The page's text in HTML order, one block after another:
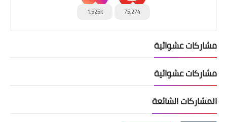
75,274
1,525k
مشاركات عشوائية
مشاركات عشوائية
المشاركات الشائعة